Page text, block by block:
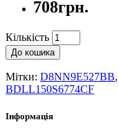
708грн.
Кількість
До кошика
Мітки: D8NN9E527BB,
BDLL150S6774CF
Інформація